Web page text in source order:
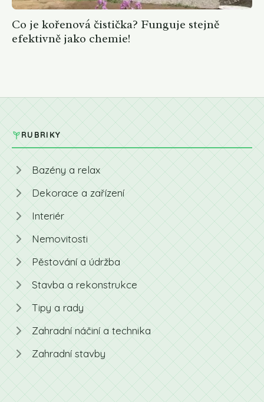
Co je kořenová čistička? Funguje stejně
efektivně jako chemie!
RUBRIKY
Bazény a relax
Dekorace a zařízení
Interiér
Nemovitosti
Pěstování a údržba
Stavba a rekonstrukce
Tipy a rady
Zahradní náčiní a technika
Zahradní stavby